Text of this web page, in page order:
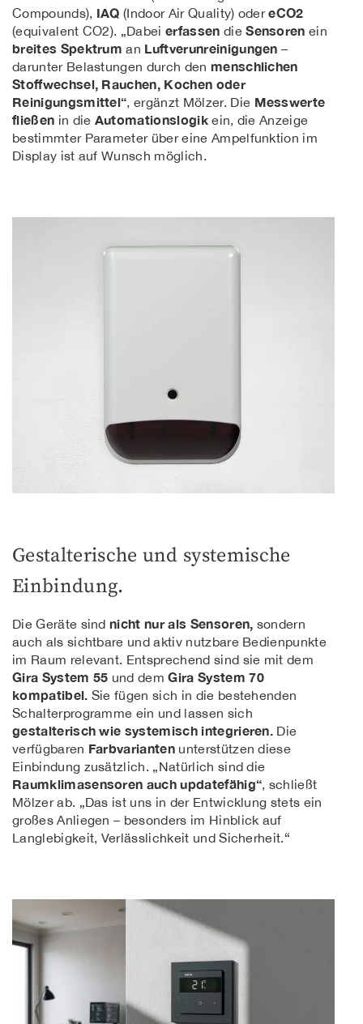
Compounds), IAQ (Indoor Air Quality) odereCO2
(equivalent CO2). „Dabeierfassen dieSensorenein
breites Spektruman Luftverunreinigungen –
darunter Belastungen durch den menschlichen
Stoffwechsel, Rauchen, Kochen oder
Reinigungsmittel“, ergänzt Mölzer. Die Messwerte
fließen in die Automationslogikein, die Anzeige
bestimmter Parameter über eine Ampelfunktion im
Display ist auf Wunsch möglich.
Gestalterische und systemische
Einbindung.
Die Geräte sindnicht nur als Sensoren, sondern
auch als sichtbare und aktiv nutzbare Bedienpunkte
im Raum relevant. Entsprechend sind sie mit dem
Gira System 55 und demGira System 70
kompatibel. Sie fügen sich in die bestehenden
Schalterprogramme ein und lassen sich
gestalterisch wie systemisch integrieren. Die
verfügbaren Farbvarianten unterstützen diese
Einbindung zusätzlich. „Natürlich sind die
Raumklimasensoren auch updatefähig“, schließt
Mölzer ab. „Das ist uns in der Entwicklung stets ein
großes Anliegen – besonders im Hinblick auf
Langlebigkeit, Verlässlichkeit und Sicherheit.“